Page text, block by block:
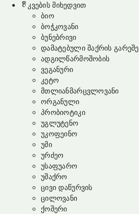
კვების მიხედვით
ბიო
ბოჭკოვანი
ბუნებრივი
დამატებული შაქრის გარეშე
ადგილწარმოშობის
ვეგანური
კეტო
მთლიანმარცვლოვანი
ორგანული
პრობიოტიკი
უგლუტენო
უკოფეინო
უმი
ურძეო
უსაფუარო
უშაქრო
ცივი დაწურვის
ცილოვანი
ქოშერი